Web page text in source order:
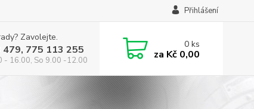
Přihlášení
Zavolejte.
479, 775 113 255
- 16.00, So 9.00 -12.00
0ks
za Kč 0,00